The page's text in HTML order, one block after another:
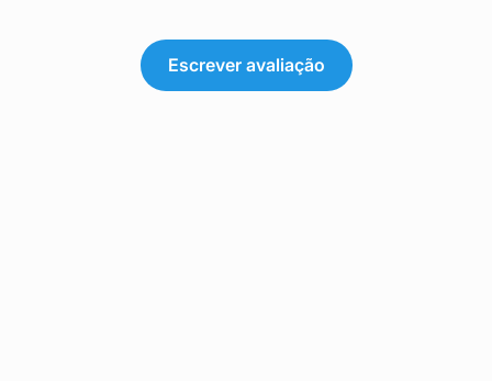
Escrever avaliação